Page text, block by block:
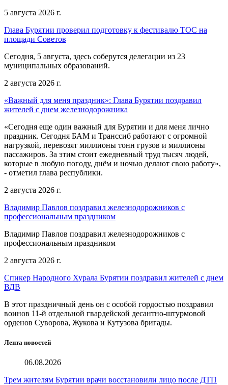
5 августа 2026 г.
Глава Бурятии проверил подготовку к фестивалю ТОС на
площади Советов
Сегодня, 5 августа, здесь соберутся делегации из 23
муниципальных образований.
2 августа 2026 г.
«Важный для меня праздник»: Глава Бурятии поздравил
жителей с днем железнодорожника
«Сегодня еще один важный для Бурятии и для меня лично
праздник. Сегодня БАМ и Транссиб работают с огромной
нагрузкой, перевозят миллионы тонн грузов и миллионы
пассажиров. За этим стоит ежедневный труд тысяч людей,
которые в любую погоду, днём и ночью делают свою работу»,
- отметил глава республики.
2 августа 2026 г.
Владимир Павлов поздравил железнодорожников с
профессиональным праздником
Владимир Павлов поздравил железнодорожников с
профессиональным праздником
2 августа 2026 г.
Спикер Народного Хурала Бурятии поздравил жителей с днем
ВДВ
В этот праздничный день он с особой гордостью поздравил
воинов 11-й отдельной гвардейской десантно-штурмовой
орденов Суворова, Жукова и Кутузова бригады.
Лента новостей
06.08.2026
Трем жителям Бурятии врачи восстановили лицо после ДТП